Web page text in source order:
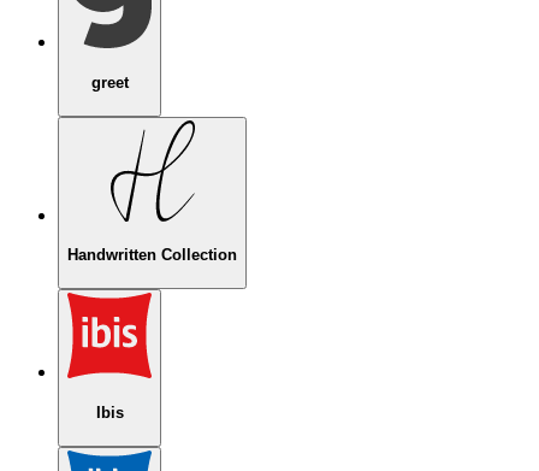
greet
Handwritten Collection
Ibis